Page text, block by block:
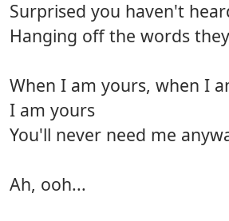
Surprised you haven't
Hanging off the words
When I am yours, when I
I am yours
You'll never need me
Ah, ooh...